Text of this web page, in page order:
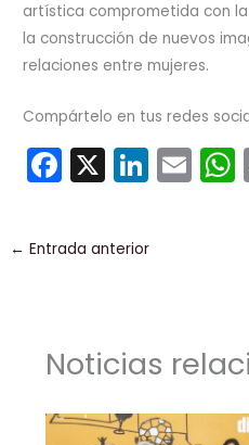
artística comprometida con
la construcción de nuevos
relaciones entre mujeres.
Compártelo en tus redes
F
a
c
e
o
k
X Li
n
k
E
m
← Entrada anterior
Noticias